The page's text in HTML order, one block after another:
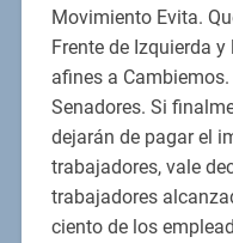
Movimiento Evita.
Frente de Izquierda
afines a
Senadores. Si
dejarán de pagar el
trabajadores, vale
trabajadores
ciento de los